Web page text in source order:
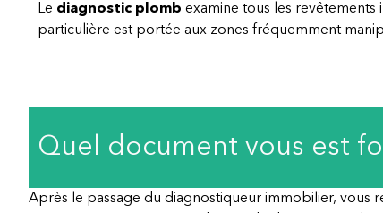
Le diagnostic plomb examine tous les
particulière est portée aux zones fréquemment
Quel document vous est
Après le passage du diagnostiqueur immobilier, vous